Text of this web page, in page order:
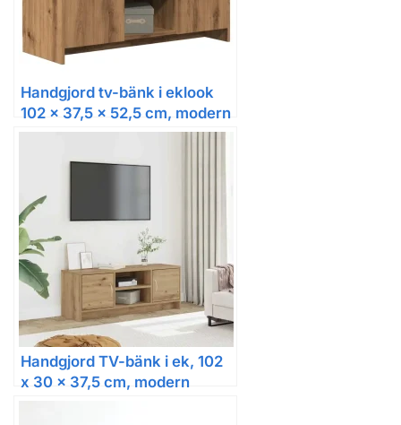
Handgjord tv-bänk i eklook
102 x 37,5 x 52,5 cm, modern
Handgjord TV-bänk i ek, 102
x 30 x 37,5 cm, modern